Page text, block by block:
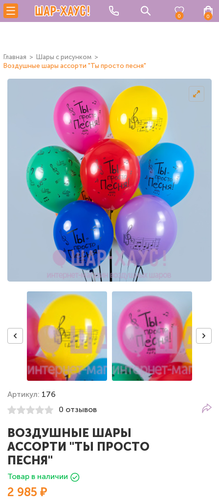
0 0
Главная
Шары с рисунком
Воздушные шары ассорти "Ты просто песня"
Артикул: 176
0 отзывов
ВОЗДУШНЫЕ ШАРЫ
АССОРТИ "ТЫ ПРОСТО
ПЕСНЯ"
Товар в наличии
2 985 ₽